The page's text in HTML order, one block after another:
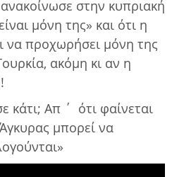
στην κυπριακή
μόνη της» και ότι η
να προχωρήσει μόνη της
ακόμη κι αν η
κάτι; Απ ΄ ότι φαίνεται
μπορεί να